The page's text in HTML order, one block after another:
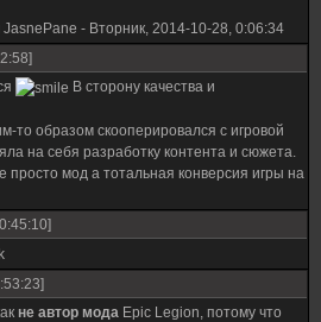
JasnePane - Вторник, 2014-10-28, 0:06:34
В сторону качества и
то образом скооперировался c игровой
на себя разработку контента и сюжета.
просто мод а тотальная конверсия игры на
не автор мода Epic Legion, потому что